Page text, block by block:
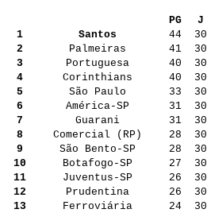
PG J
1
Santos 44 30
2
Palmeiras 41 30
3
Portuguesa 40 30
4
Corinthians 40 30
5
São Paulo 33 30
6
América-SP 31 30
7
Guarani 31 30
8
Comercial (RP) 28 30
9
São Bento-SP 28 30
10
Botafogo-SP 27 30
11
Juventus-SP 26 30
12
Prudentina 26 30
13
Ferroviária 24 30